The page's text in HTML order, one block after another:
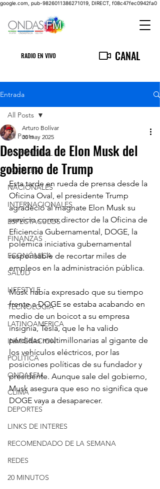
google.com, pub-9826011386271019, DIRECT, f08c47fec0942fa0
RADIO EN VIVO CANAL
Entrada
All Posts
LA PRINCIPAL
LOCALES
NACIONALES
INTERNACIONALES
ESPECTACULOS
FINANZAS
ECONÓMICA
SALUD
LIFESTYLE
TECNOLOGIA
LATINOAMERICA
INMIGRACION
POLÍTICA
ONDASFM
CLIMA
DEPORTES
LINKS DE INTERES
RECOMENDADO DE LA SEMANA
REDES
20 MINUTOS
All Posts
Despedida de Elon Musk del
gobierno de Trump
Arturo Bolívar
30 may 2025
Esta tarde en rueda de prensa desde la
Oficina Oval, el presidente Trump
agradeció al magnate Elon Musk su
servicio como director de la Oficina de
Eficiencia Gubernamental, DOGE, la
polémica iniciativa gubernamental
responsable de recortar miles de
empleos en la administración pública.
Musk había expresado que su tiempo
frente a DOGE se estaba acabando en
medio de un boicot a su empresa
insignia, Tesla, que le ha valido
pérdidas multimillonarias al gigante de
los vehículos eléctricos, por las
posiciones políticas de su fundador y
presidente. Aunque sale del gobierno,
Musk asegura que eso no significa que
DOGE vaya a desaparecer.